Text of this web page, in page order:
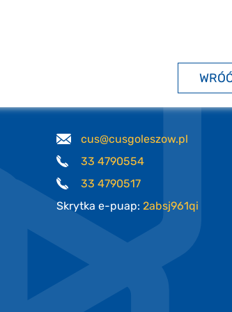
cus@cusgoleszow.pl
33 4790554
33 4790517
Skrytka e-puap: 2absj961qi